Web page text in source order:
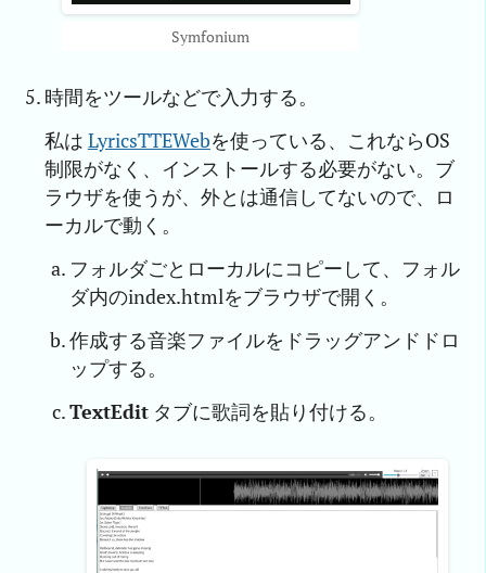
Symfonium
時間をツールなどで入力する。
私は LyricsTTEWebを使っている、これならOS
制限がなく、インストールする必要がない。ブ
ラウザを使うが、外とは通信してないので、ロ
ーカルで動く。
フォルダごとローカルにコピーして、フォル
ダ内のindex.htmlをブラウザで開く。
作成する音楽ファイルをドラッグアンドドロ
ップする。
TextEditタブに歌詞を貼り付ける。